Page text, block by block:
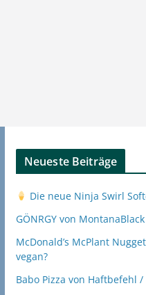
Neueste Beiträge
Die neue Ninja Swirl
GÖNRGY von
McDonald’s McPlant
vegan?
Babo Pizza von Haftbefehl